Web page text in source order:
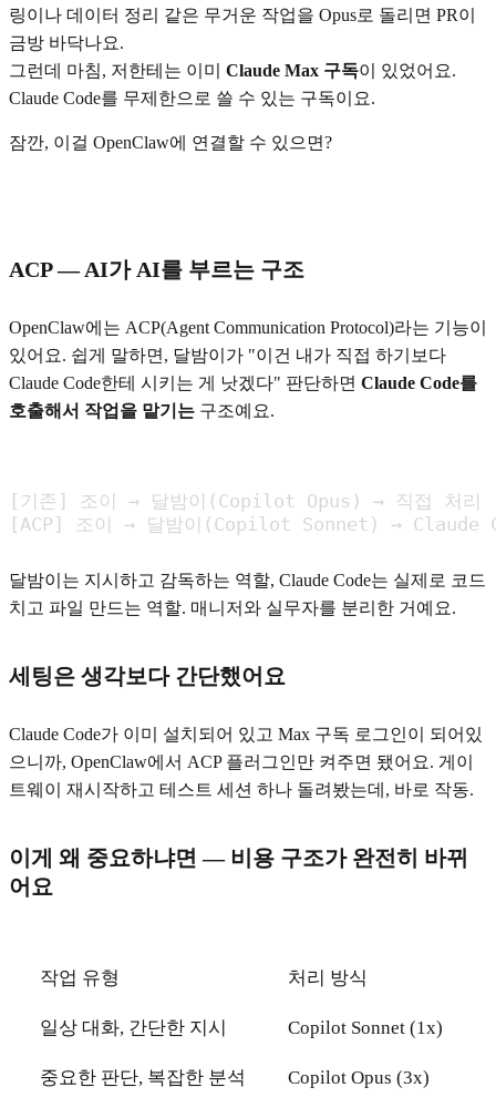
링이나 데이터 정리 같은 무거운 작업을 Opus로 돌리면 PR이
금방 바닥나요.
그런데 마침, 저한테는 이미 Claude Max 구독이 있었어요.
Claude Code를 무제한으로 쓸 수 있는 구독이요.
잠깐, 이걸 OpenClaw에 연결할 수 있으면?
ACP — AI가 AI를 부르는 구조
OpenClaw에는 ACP(Agent Communication Protocol)라는 기능이
있어요. 쉽게 말하면, 달밤이가 "이건 내가 직접 하기보다
Claude Code한테 시키는 게 낫겠다" 판단하면 Claude Code를
호출해서 작업을 맡기는 구조예요.
[기존] 조이 → 달밤이(Copilot Opus) → 직접 처리
[ACP] 조이 → 달밤이(Copilot Sonnet) → Claude
달밤이는 지시하고 감독하는 역할, Claude Code는 실제로 코드
치고 파일 만드는 역할. 매니저와 실무자를 분리한 거예요.
세팅은 생각보다 간단했어요
Claude Code가 이미 설치되어 있고 Max 구독 로그인이 되어있
으니까, OpenClaw에서 ACP 플러그인만 켜주면 됐어요. 게이
트웨이 재시작하고 테스트 세션 하나 돌려봤는데, 바로 작동.
이게 왜 중요하냐면 — 비용 구조가 완전히 바뀌
어요
작업 유형 처리 방식
일상 대화, 간단한 지시 Copilot Sonnet (1x)
중요한 판단, 복잡한 분석 Copilot Opus (3x)